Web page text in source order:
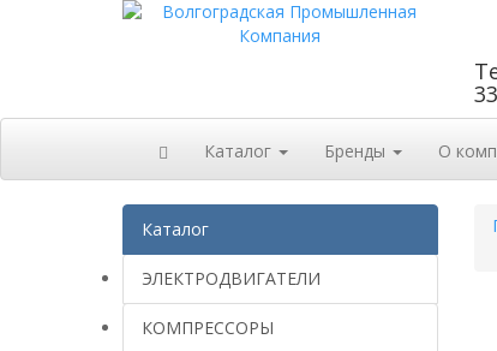
Каталог Бренды О
Каталог
ЭЛЕКТРОДВИГАТЕЛИ
КОМПРЕССОРЫ